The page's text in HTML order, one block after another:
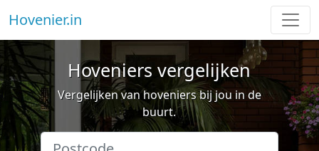
Hovenier.in
Hoveniers vergelijken
Vergelijken van hoveniers bij jou in de
buurt.